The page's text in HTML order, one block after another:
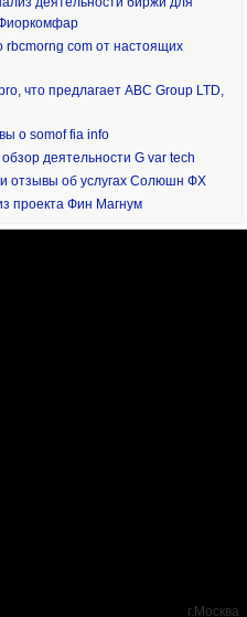
com от настоящих
что предлагает ABC Group LTD,
о somof fia info
деятельности G var tech
отзывы об услугах Солюшн ФХ
проекта Фин Магнум
г.Москва